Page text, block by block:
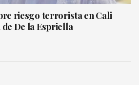
riesgo terrorista en Cali
De la Espriella